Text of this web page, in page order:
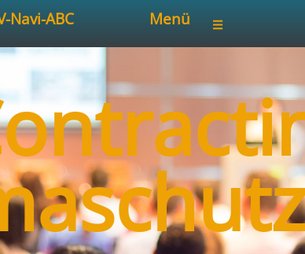
Navi-ABC Menü